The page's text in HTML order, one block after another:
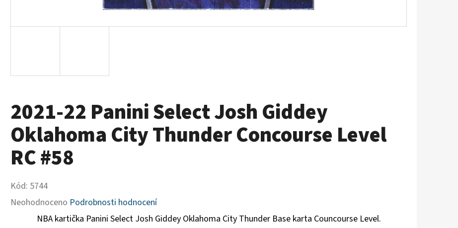
2021-22 Panini Select Josh Giddey
Oklahoma City Thunder Concourse Level
RC #58
Kód: 5744
Průměrné
hodnocení
Neohodnoceno Podrobnosti hodnocení
NBA kartička Panini Select Josh Giddey Oklahoma City Thunder Base karta Councourse Level.